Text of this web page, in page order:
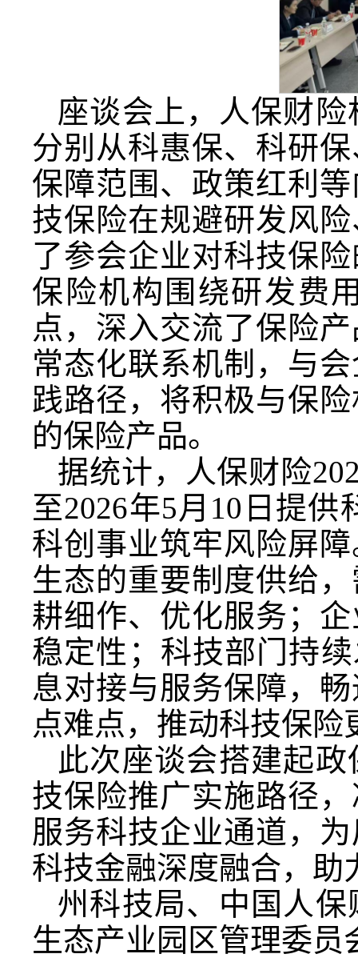
座谈会上，人保财
分别从科惠保、科研
保障范围、政策红利
技保险在规避研发风
了参会企业对科技保
保险机构围绕研发费
点，深入交流了保险
常态化联系机制，与
践路径，将积极与保
的保险产品。
据统计，人保财险
至2026年5月10日提
科创事业筑牢风险屏
生态的重要制度供给
耕细作、优化服务；
稳定性；科技部门持
息对接与服务保障，
点难点，推动科技保
此次座谈会搭建起
技保险推广实施路径
服务科技企业通道，
科技金融深度融合，助
州科技局、中国人
生态产业园区管理委